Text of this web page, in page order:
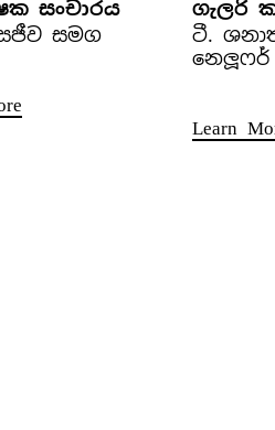
සංචාරය
සමග
ගැලරි
ටී.
Learn